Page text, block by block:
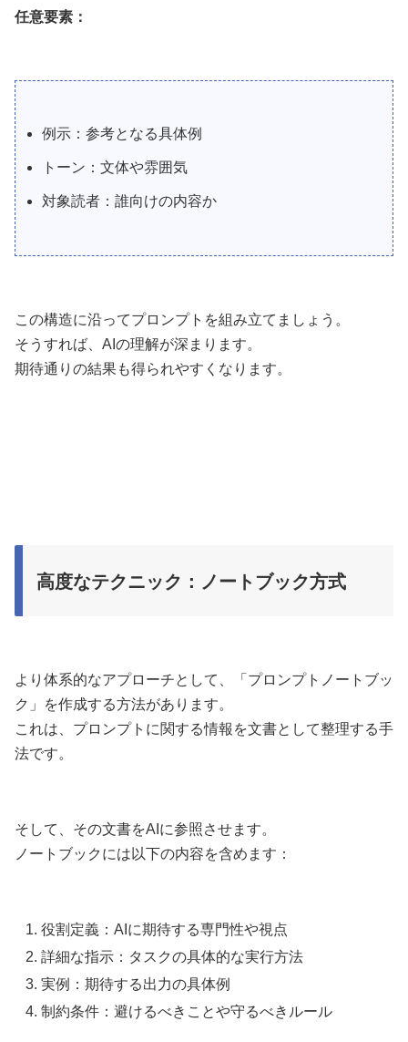
任意要素：
例示：参考となる具体例
トーン：文体や雰囲気
対象読者：誰向けの内容か
この構造に沿ってプロンプトを組み立てましょう。
そうすれば、AIの理解が深まります。
期待通りの結果も得られやすくなります。
高度なテクニック：ノートブック方式
より体系的なアプローチとして、「プロンプトノートブッ
ク」を作成する方法があります。
これは、プロンプトに関する情報を文書として整理する手
法です。
そして、その文書をAIに参照させます。
ノートブックには以下の内容を含めます：
役割定義：AIに期待する専門性や視点
詳細な指示：タスクの具体的な実行方法
実例：期待する出力の具体例
制約条件：避けるべきことや守るべきルール